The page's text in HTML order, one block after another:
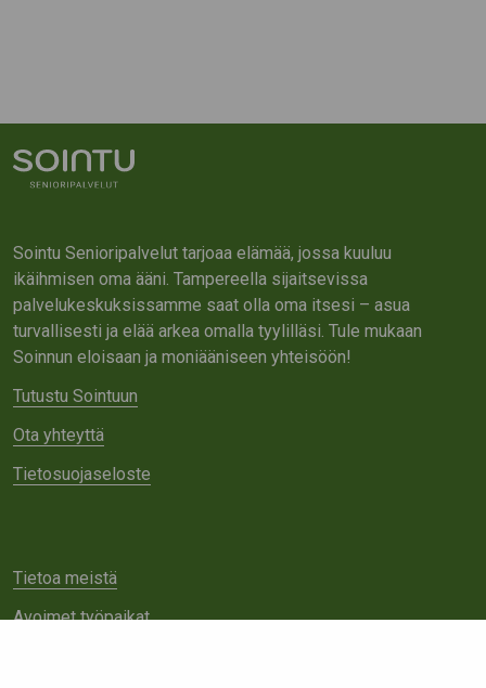
Sointu Senioripalvelut tarjoaa elämää, jossa kuuluu
ikäihmisen oma ääni. Tampereella sijaitsevissa
palvelukeskuksissamme saat olla oma itsesi – asua
turvallisesti ja elää arkea omalla tyylilläsi. Tule mukaan
Soinnun eloisaan ja moniääniseen yhteisöön!
Tutustu Sointuun
Ota yhteyttä
Tietosuojaseloste
Tietoa meistä
Avoimet työpaikat